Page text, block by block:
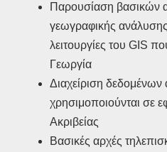
Παρουσίαση βασικών
γεωγραφικής
λειτουργίες του GIS
Γεωργία
Διαχείριση
χρησιμοποιούνται σε
Ακριβείας
Βασικές αρχές